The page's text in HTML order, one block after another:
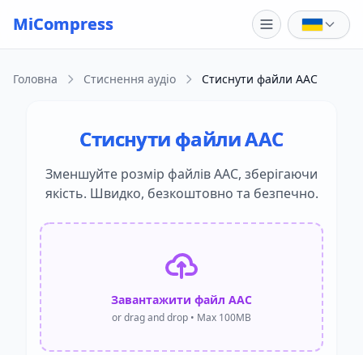
Skip to main content
MiCompress
Головна Стиснення аудіо Стиснути файли AAC
Стиснути файли AAC
Зменшуйте розмір файлів AAC, зберігаючи
якість. Швидко, безкоштовно та безпечно.
Завантажити файл AAC
or drag and drop • Max 100MB